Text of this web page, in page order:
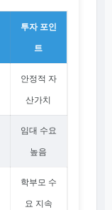
투자 포인
트
안정적 자
산가치
임대 수요
높음
학부모 수
요 지속